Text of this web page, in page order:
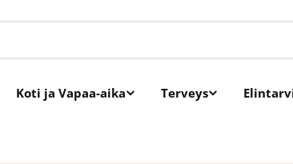
Koti ja Vapaa-aika Terveys